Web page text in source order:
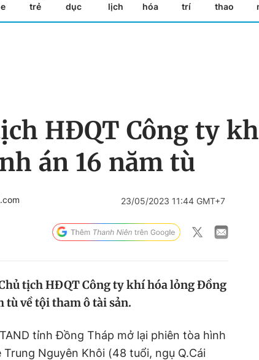
trẻ
dục
lịch
hóa
trí
thao
HĐQT Công ty
án 16 năm tù
23/05/2023 11:44 GMT+7
tịch HĐQT Công ty khí hóa lỏng Đồng
tù về tội tham ô tài sản.
tỉnh Đồng Tháp mở lại phiên tòa hình
Trung Nguyên Khôi (48 tuổi, ngụ Q.Cái